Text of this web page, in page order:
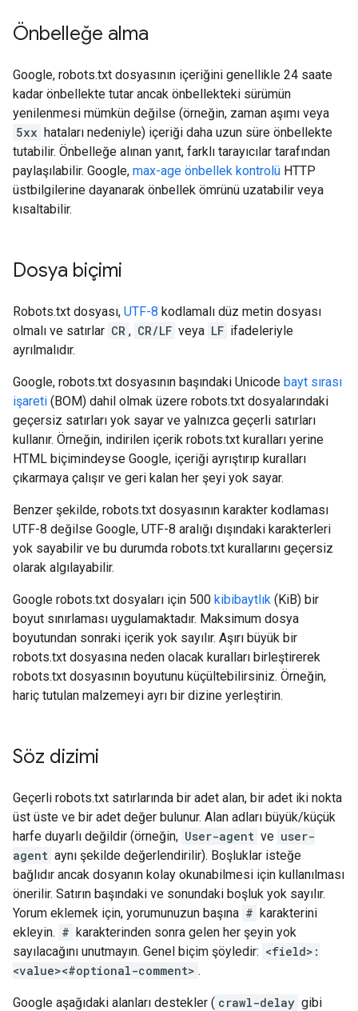
Önbelleğe alma
Google, robots.txt dosyasının içeriğini genellikle 24 saate
kadar önbellekte tutar ancak önbellekteki sürümün
yenilenmesi mümkün değilse (örneğin, zaman aşımı veya
5xx hataları nedeniyle) içeriği daha uzun süre önbellekte
tutabilir. Önbelleğe alınan yanıt, farklı tarayıcılar tarafından
paylaşılabilir. Google, max-age önbellek kontrolü HTTP
üstbilgilerine dayanarak önbellek ömrünü uzatabilir veya
kısaltabilir.
Dosya biçimi
Robots.txt dosyası, UTF-8 kodlamalı düz metin dosyası
olmalı ve satırlar CR , CR/LF veya LF ifadeleriyle
ayrılmalıdır.
Google, robots.txt dosyasının başındaki Unicode bayt sırası
işareti (BOM) dahil olmak üzere robots.txt dosyalarındaki
geçersiz satırları yok sayar ve yalnızca geçerli satırları
kullanır. Örneğin, indirilen içerik robots.txt kuralları yerine
HTML biçimindeyse Google, içeriği ayrıştırıp kuralları
çıkarmaya çalışır ve geri kalan her şeyi yok sayar.
Benzer şekilde, robots.txt dosyasının karakter kodlaması
UTF-8 değilse Google, UTF-8 aralığı dışındaki karakterleri
yok sayabilir ve bu durumda robots.txt kurallarını geçersiz
olarak algılayabilir.
Google robots.txt dosyaları için 500 kibibaytlık (KiB) bir
boyut sınırlaması uygulamaktadır. Maksimum dosya
boyutundan sonraki içerik yok sayılır. Aşırı büyük bir
robots.txt dosyasına neden olacak kuralları birleştirerek
robots.txt dosyasının boyutunu küçültebilirsiniz. Örneğin,
hariç tutulan malzemeyi ayrı bir dizine yerleştirin.
Söz dizimi
Geçerli robots.txt satırlarında bir adet alan, bir adet iki nokta
üst üste ve bir adet değer bulunur. Alan adları büyük/küçük
harfe duyarlı değildir (örneğin, User-agent ve user-
agent aynı şekilde değerlendirilir). Boşluklar isteğe
bağlıdır ancak dosyanın kolay okunabilmesi için kullanılması
önerilir. Satırın başındaki ve sonundaki boşluk yok sayılır.
Yorum eklemek için, yorumunuzun başına # karakterini
ekleyin. # karakterinden sonra gelen her şeyin yok
sayılacağını unutmayın. Genel biçim şöyledir: <field>:
<value><#optional-comment> .
Google aşağıdaki alanları destekler ( crawl-delay gibi